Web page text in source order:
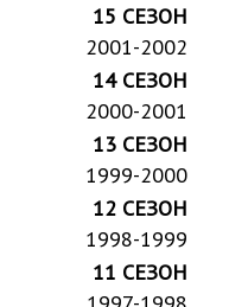
15 СЕЗОН
2001-2002
14 СЕЗОН
2000-2001
13 СЕЗОН
1999-2000
12 СЕЗОН
1998-1999
11 СЕЗОН